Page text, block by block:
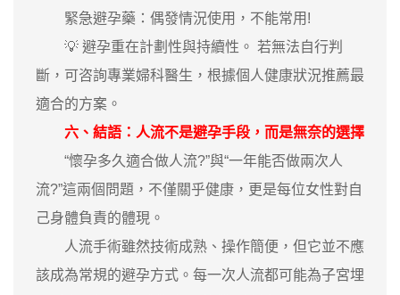
緊急避孕藥：偶發情況使用，不能常用!
💡 避孕重在計劃性與持續性。 若無法自行判
斷，可咨詢專業婦科醫生，根據個人健康狀況推薦最
適合的方案。
六、結語：人流不是避孕手段，而是無奈的選擇
“懷孕多久適合做人流?”與“一年能否做兩次人
流?”這兩個問題，不僅關乎健康，更是每位女性對自
己身體負責的體現。
人流手術雖然技術成熟、操作簡便，但它並不應
該成為常規的避孕方式。每一次人流都可能為子宮埋